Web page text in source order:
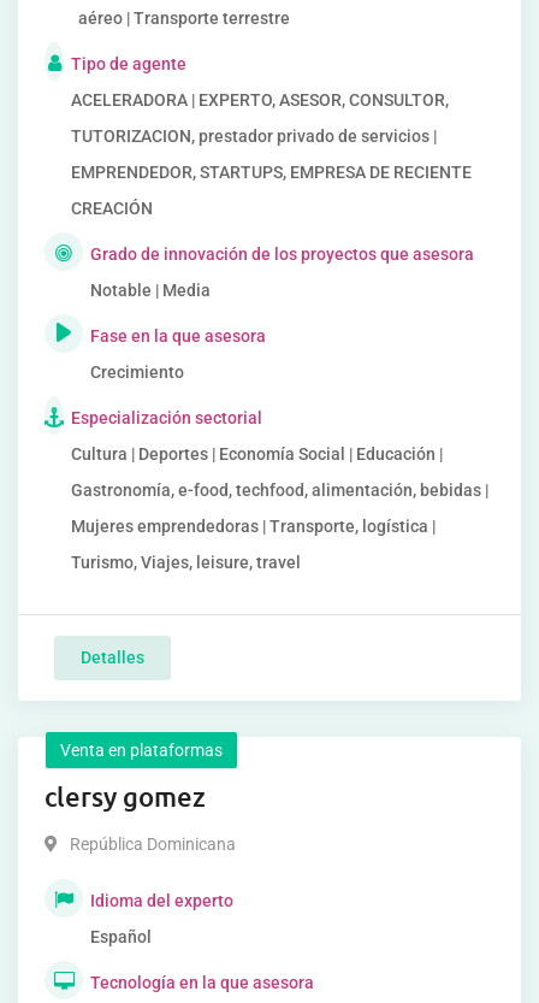
aéreo | Transporte terrestre
Tipo de agente
ACELERADORA | EXPERTO, ASESOR, CONSULTOR,
TUTORIZACION, prestador privado de servicios |
EMPRENDEDOR, STARTUPS, EMPRESA DE RECIENTE
CREACIÓN
Grado de innovación de los proyectos que asesora
Notable | Media
Fase en la que asesora
Crecimiento
Especialización sectorial
Cultura | Deportes | Economía Social | Educación |
Gastronomía, e-food, techfood, alimentación, bebidas |
Mujeres emprendedoras | Transporte, logística |
Turismo, Viajes, leisure, travel
Detalles
Venta en plataformas
clersy gomez
República Dominicana
Idioma del experto
Español
Tecnología en la que asesora